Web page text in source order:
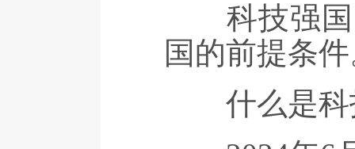
科技强国
国的前提条
什么是科